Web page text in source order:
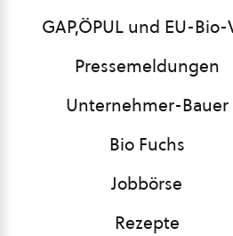
GAP,ÖPUL und EU-Bio-
Pressemeldungen
Unternehmer-Bauer
Bio Fuchs
Jobbörse
Rezepte